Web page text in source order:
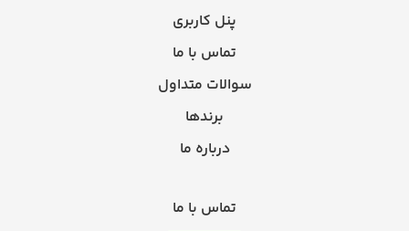
پنل کاربری
تماس با ما
سوالات متداول
برندها
درباره ما
تماس با ما